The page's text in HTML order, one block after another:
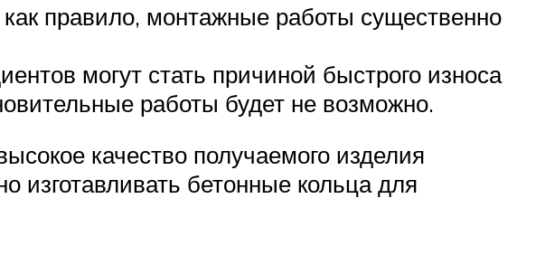
правило, монтажные работы существенно
могут стать причиной быстрого износа
работы будет не возможно.
качество получаемого изделия
изготавливать бетонные кольца для